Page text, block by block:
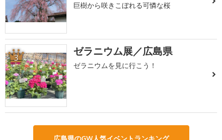
巨樹から咲きこぼれる可憐な桜
3 ゼラニウム展／広島県
ゼラニウムを見に行こう！